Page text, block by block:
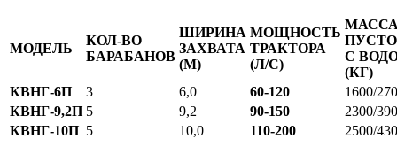
МОДЕЛЬ
КОЛ-ВО
БАРАБАНОВ
ШИРИНА
ЗАХВАТА
(М)
МОЩНОСТЬ
ТРАКТОРА
(Л/С)
С
(КГ)
КВНГ-6П
3 6,0 60-120
1600/
КВНГ-9,2П 5 9,2 90-150
2300/
КВНГ-10П 5 10,0 110-200 2500/